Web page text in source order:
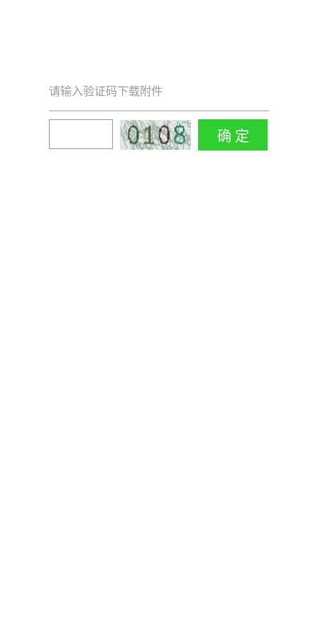
请输入验证码下载附件